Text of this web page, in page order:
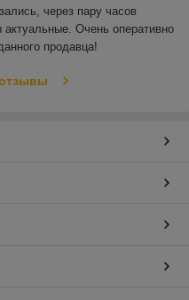
через пару часов
Очень оперативно
продавца!